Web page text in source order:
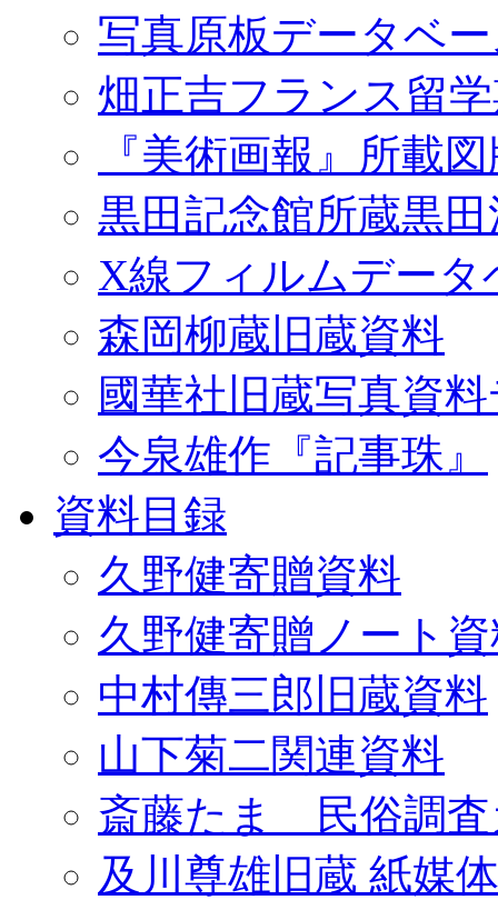
写真原板データベ
畑正吉フランス留
『美術画報』所載
黒田記念館所蔵黒
X線フィルムデータ
森岡柳蔵旧蔵資料
國華社旧蔵写真資
今泉雄作『記事珠』
資料目録
久野健寄贈資料
久野健寄贈ノート
中村傳三郎旧蔵資料
山下菊二関連資料
斎藤たま 民俗調査
及川尊雄旧蔵 紙媒